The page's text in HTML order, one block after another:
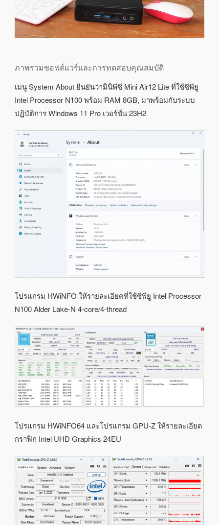
ภาพรวมซอฟต์แวร์และการทดสอบคุณสมบัติ
เมนู System About ยืนยันว่ามินิพีซี Mini Air12 Lite ที่ใช้ซีพียู
Intel Processor N100 พร้อม RAM 8GB, มาพร้อมกับระบบ
ปฏิบัติการ Windows 11 Pro เวอร์ชั่น 23H2
โปรแกรม HWiNFO ให้รายละเอียดที่ใช้ซีพียู Intel Processor
N100 Alder Lake-N 4-core/4-thread
โปรแกรม HWiNFO64 และโปรแกรม GPU-Z ให้รายละเอียด
กราฟิก Intel UHD Graphics 24EU